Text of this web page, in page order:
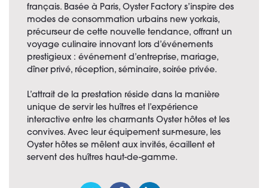
français. Basée à Paris, Oyster Factory s’inspire des
modes de consommation urbains new yorkais,
précurseur de cette nouvelle tendance, offrant un
voyage culinaire innovant lors d’événements
prestigieux : événement d’entreprise, mariage,
dîner privé, réception, séminaire, soirée privée.
L’attrait de la prestation réside dans la manière
unique de servir les huîtres et l’expérience
interactive entre les charmants Oyster hôtes et les
convives. Avec leur équipement sur-mesure, les
Oyster hôtes se mêlent aux invités, écaillent et
servent des huîtres haut-de-gamme.